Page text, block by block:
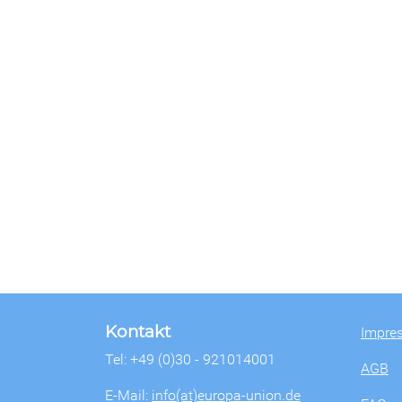
Kontakt
Tel: +49 (0)30 - 921014001
E-Mail: info(at)europa-union.de
AGB